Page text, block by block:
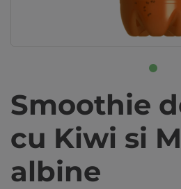
Smoothie
cu Kiwi si
albine